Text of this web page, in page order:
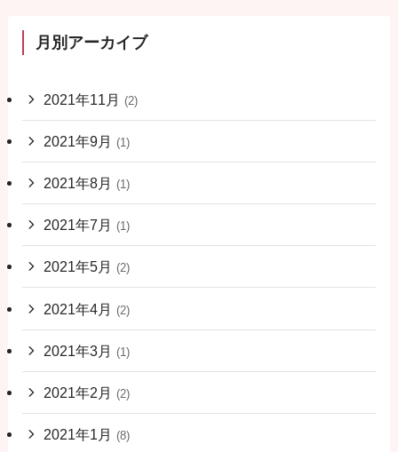
月別アーカイブ
2021年11月 (2)
2021年9月 (1)
2021年8月 (1)
2021年7月 (1)
2021年5月 (2)
2021年4月 (2)
2021年3月 (1)
2021年2月 (2)
2021年1月 (8)